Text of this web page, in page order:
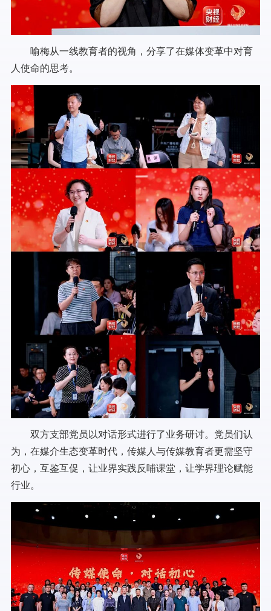
喻梅从一线教育者的视角，分享了在媒体变革中对育
人使命的思考。
双方支部党员以对话形式进行了业务研讨。党员们认
为，在媒介生态变革时代，传媒人与传媒教育者更需坚守
初心，互鉴互促，让业界实践反哺课堂，让学界理论赋能
行业。